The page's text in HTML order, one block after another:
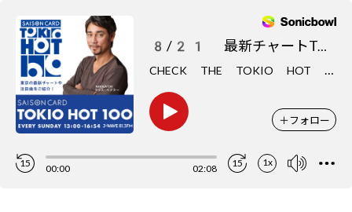
8/21 最新チャートTOP5をCHECK
C
HECK THE TOKIO HOT 100
＋フォロー
15 00:00 02:08 15 1x